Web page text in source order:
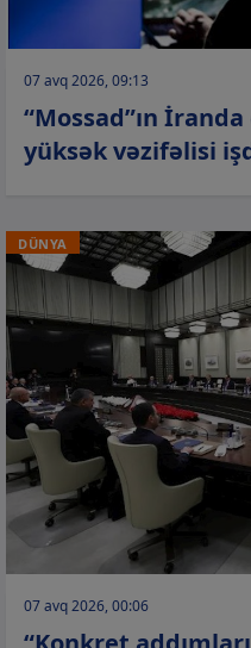
07 avq 2026, 09:13
“Mossad”ın
yüksək vəzifəlisi
DÜNYA
07 avq 2026, 00:06